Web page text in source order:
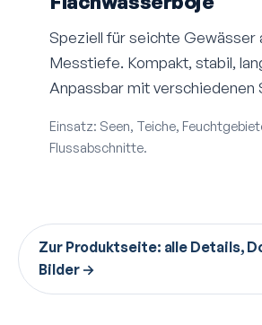
Speziell für seichte Gewässer
Messtiefe. Kompakt, stabil,
Anpassbar mit verschiedenen
Einsatz: Seen, Teiche,
Flussabschnitte.
Zur Produktseite: alle Details,
Bilder →